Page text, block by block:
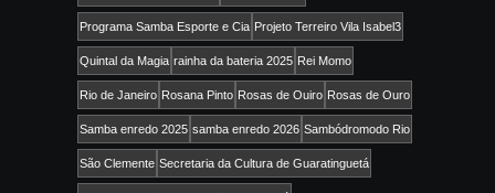
Programa Samba Esporte e Cia Projeto Terreiro Vila Isabel3
Quintal da Magia rainha da bateria 2025 Rei Momo
Rio de Janeiro Rosana Pinto Rosas de Ouiro Rosas de Ouro
Samba enredo 2025 samba enredo 2026 Sambódromodo Rio
São Clemente Secretaria da Cultura de Guaratinguetá